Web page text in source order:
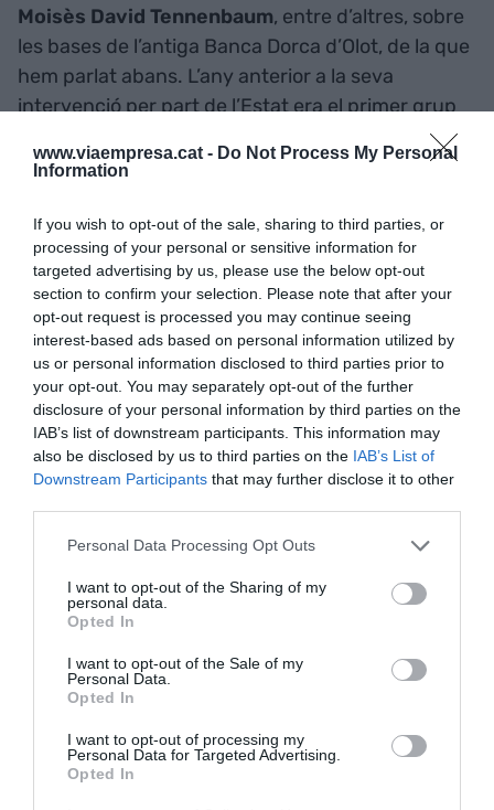
www.viaempresa.cat - Do Not Process My Personal
Information
If you wish to opt-out of the sale, sharing to third parties, or
processing of your personal or sensitive information for
targeted advertising by us, please use the below opt-out
section to confirm your selection. Please note that after your
opt-out request is processed you may continue seeing
interest-based ads based on personal information utilized by
us or personal information disclosed to third parties prior to
your opt-out. You may separately opt-out of the further
disclosure of your personal information by third parties on the
IAB’s list of downstream participants. This information may
also be disclosed by us to third parties on the IAB’s List of
Downstream Participants that may further disclose it to other
Personal Data Processing Opt Outs
I want to opt-out of the Sharing of my
personal data.
Opted In
I want to opt-out of the Sale of my
Personal Data.
Opted In
I want to opt-out of processing my
Personal Data for Targeted Advertising.
Opted In
Moisès David Tennenbaum, entre d’altres, sobre
les bases de l’antiga Banca Dorca d’Olot, de la que
hem parlat abans. L’any anterior a la seva
intervenció per part de l’Estat era el primer grup
passar a ser propietat del Banco de Vizcaya,
Catalunya, Banc de Barcelona i Banc Industrial
del Mediterrani. L’ús de la marca encara es va
perllongar durant alguns anys després de
l’absorció.
I així arribem a l’any 1988, moment en què es va
produir la fusió entre els dos grans bancs biscaïns
i el consegüent naixement del BBV. Una dècada
després, el 1999, van incorporar a la banca
Corporación Bancaria de España
d’Argentaria, gràcies a la integració de Caja Postal
de Ahorros, Banco Exterior de España, Banco
Banco de Crédito Agrícola i Banco de Crédito
Industrial. Cal tenir en compte que bona part del
negoci i de les oficines d’aquestes entitats
formaven part de mercat català, de manera que